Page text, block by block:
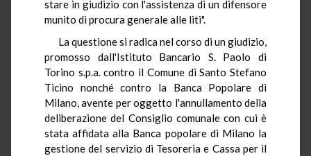
stare in giudizio con l'assistenza di un difensore
munito di procura generale alle liti".
La questione si radica nel corso di un giudizio,
promosso dall'Istituto Bancario S. Paolo di
Torino s.p.a. contro il Comune di Santo Stefano
Ticino nonché contro la Banca Popolare di
Milano, avente per oggetto l'annullamento della
deliberazione del Consiglio comunale con cui è
stata affidata alla Banca popolare di Milano la
gestione del servizio di Tesoreria e Cassa per il